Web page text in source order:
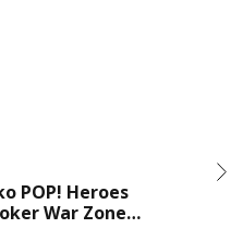
POP! Heroes
War Zone
Brown) (505)